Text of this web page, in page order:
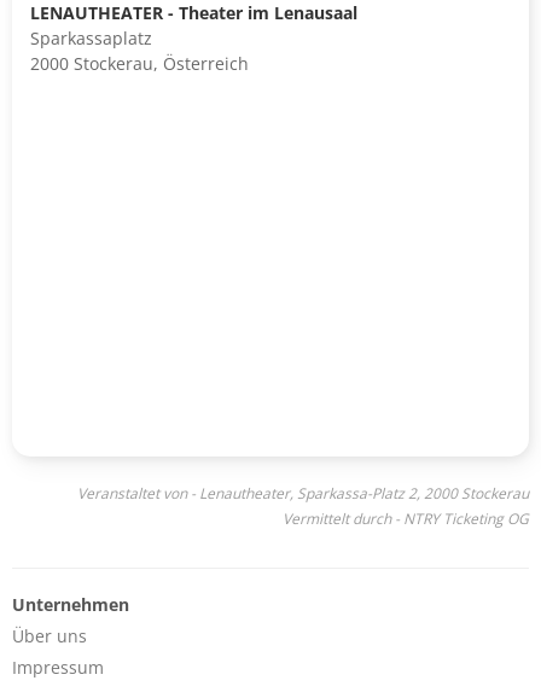
LENAUTHEATER - Theater im Lenausaal
Sparkassaplatz
2000 Stockerau, Österreich
Veranstaltet von - Lenautheater, Sparkassa-Platz 2, 2000 Stockerau
Vermittelt durch - NTRY Ticketing OG
Unternehmen
Über uns
Impressum